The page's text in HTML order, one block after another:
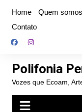
conteúdo
Home Quem somos
Contato
Polifonia
Vozes que Ecoam,